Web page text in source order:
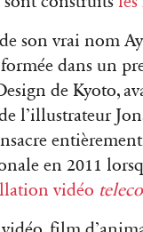
son vrai nom
formée dans un
de Kyoto,
l’illustrateur
en 2011
vidéo